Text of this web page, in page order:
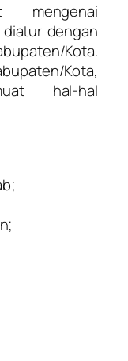
mengenai
diatur dengan
Kota.
Kota,
hal-hal